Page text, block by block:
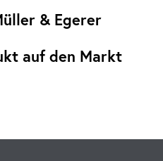
& Egerer
auf den Markt